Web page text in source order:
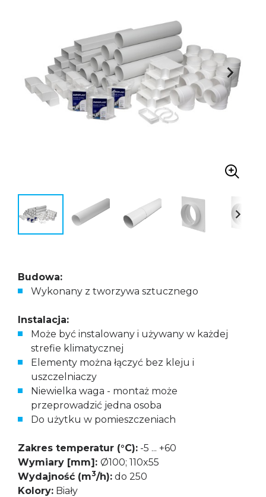
Budowa:
Wykonany z tworzywa sztucznego
Instalacja:
Może być instalowany i używany w każdej
strefie klimatycznej
Elementy można łączyć bez kleju i
uszczelniaczy
Niewielka waga - montaż może
przeprowadzić jedna osoba
Do użytku w pomieszczeniach
Zakres temperatur (°C): -5 ... +60
Wymiary [mm]: Ø100; 110x55
Wydajność (m3/h): do 250
Kolory: Biały